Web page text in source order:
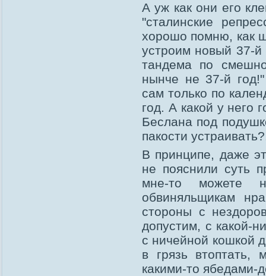
А уж как они его
"сталинские
хорошо помню, как
устроим новый 37-й
тандема по
нынче не 37-й
сам только по
год. А какой у него
Беслана под
пакости
В принципе, даже
не пояснили суть
мне-то можете
обвиняльщикам
стороны с
допустим, с какой-
с ничейной кошкой
в грязь
какими-то ябедами-